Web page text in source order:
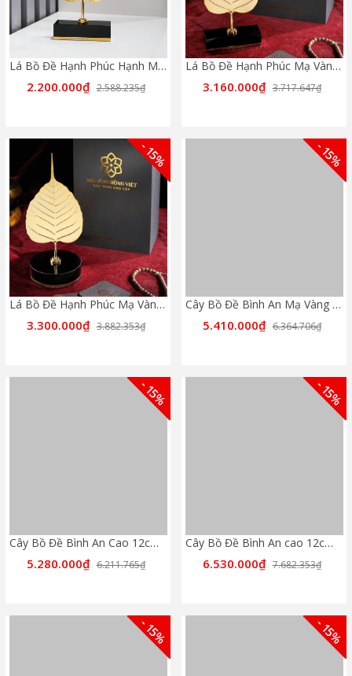
Lá Bồ Đề Hạnh Phúc Hạnh Mạ Gold Đế Pha Lê Chữ Nhật
2.200.000₫ 2.588.235₫
Lá Bồ Đề Hạnh Phúc Mạ Vàng 24k Đế Chữ Nhật
3.160.000₫ 3.717.647₫
- 15%
Lá Bồ Đề Hạnh Phúc Mạ Vàng 24k Đế Tròn
3.300.000₫ 3.882.353₫
- 15%
Cây Bồ Đề Bình An Mạ Vàng 24K Cao 9cm
5.410.000₫ 6.364.706₫
- 15%
Cây Bồ Đề Bình An Cao 12cm - Màu Cổ Điển
5.280.000₫ 6.211.765₫
- 15%
Cây Bồ Đề Bình An cao 12cm - Full Rose
6.530.000₫ 7.682.353₫
- 15% - 15%